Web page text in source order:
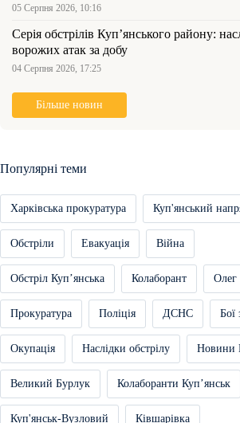
05 Серпня 2026, 10:16
Серія обстрілів Куп’янського району:
ворожих атак за добу
04 Серпня 2026, 17:25
Більше новин
Популярні теми
Харківська прокуратура Куп'янський
Обстріли Евакуація Війна
Обстріл Купʼянська Колаборант Олег
Прокуратура Поліція ДСНС Бої
Окупація Наслідки обстрілу Новини
Великий Бурлук Колаборанти Купʼянськ
Куп'янськ-Вузловий Ківшарівка